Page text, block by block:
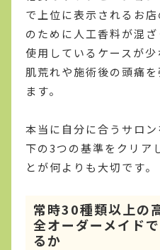
で上位に表示されるお
のために人工香料が混
使用しているケースが
肌荒れや施術後の頭痛
ます。
本当に自分に合うサロ
下の3つの基準をクリア
とが何よりも大切です。
常時30種類以上の
全オーダーメイド
るか